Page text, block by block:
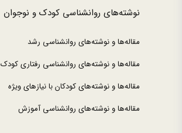
نوشته‌های روانشناسی کودک و نوجوان
مقاله‌ها و نوشته‌های روانشناسی رشد
مقاله‌ها و نوشته‌های روانشناسی رفتاری کودک
مقاله‌ها و نوشته‌های کودکان با نیازهای ویژه
مقاله‌ها و نوشته‌های روانشناسی آموزش